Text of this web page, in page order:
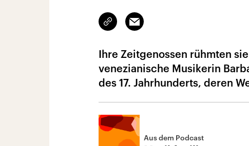
Link
kopieren/teilen
Email
Ihre Zeitgenossen rühmten
venezianische Musikerin
des 17. Jahrhunderts, deren
Aus dem Podcast